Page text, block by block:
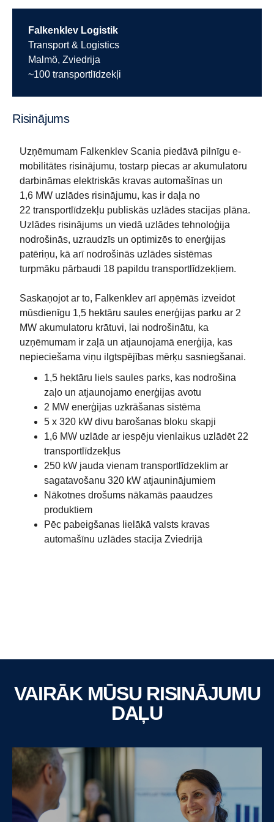
Falkenklev Logistik
Transport & Logistics
Malmö, Zviedrija
~100 transportlīdzekļi
Risinājums
Uzņēmumam Falkenklev Scania piedāvā pilnīgu e-
mobilitātes risinājumu, tostarp piecas ar akumulatoru
darbināmas elektriskās kravas automašīnas un
1,6 MW uzlādes risinājumu, kas ir daļa no
22 transportlīdzekļu publiskās uzlādes stacijas plāna.
Uzlādes risinājums un viedā uzlādes tehnoloģija
nodrošinās, uzraudzīs un optimizēs to enerģijas
patēriņu, kā arī nodrošinās uzlādes sistēmas
turpmāku pārbaudi 18 papildu transportlīdzekļiem.
Saskaņojot ar to, Falkenklev arī apņēmās izveidot
mūsdienīgu 1,5 hektāru saules enerģijas parku ar 2
MW akumulatoru krātuvi, lai nodrošinātu, ka
uzņēmumam ir zaļā un atjaunojamā enerģija, kas
nepieciešama viņu ilgtspējības mērķu sasniegšanai.
1,5 hektāru liels saules parks, kas nodrošina
zaļo un atjaunojamo enerģijas avotu
2 MW enerģijas uzkrāšanas sistēma
5 x 320 kW divu barošanas bloku skapji
1,6 MW uzlāde ar iespēju vienlaikus uzlādēt 22
transportlīdzekļus
250 kW jauda vienam transportlīdzeklim ar
sagatavošanu 320 kW atjauninājumiem
Nākotnes drošums nākamās paaudzes
produktiem
Pēc pabeigšanas lielākā valsts kravas
automašīnu uzlādes stacija Zviedrijā
Bergkvarabuss
City, Intercity, School & Tourism Busses
Kalmar, Zviedrija
1300 transportlīdzekļi
15 darbnīcas
VAIRĀK MŪSU RISINĀJUMU
DAĻU